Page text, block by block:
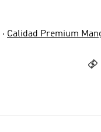
· Calidad Premium
